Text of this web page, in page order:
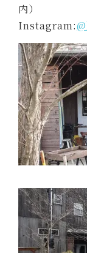
内）
Instagram: